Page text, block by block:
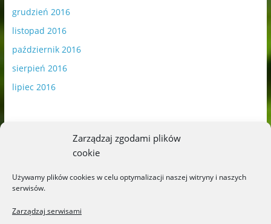
Zarządzaj zgodami plików
cookie
Używamy plików cookies w celu optymalizacji naszej witryny i naszych
serwisów.
Zarządzaj serwisami
grudzień 2016
listopad 2016
październik 2016
sierpień 2016
lipiec 2016